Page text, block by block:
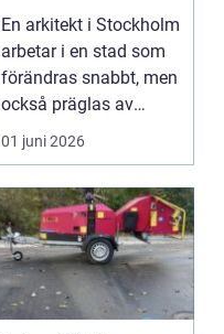
arkitektur i
huvudstaden
En arkitekt i Stockholm
arbetar i en stad som
förändras snabbt, men
också präglas av
starka historis...
01 juni 2026